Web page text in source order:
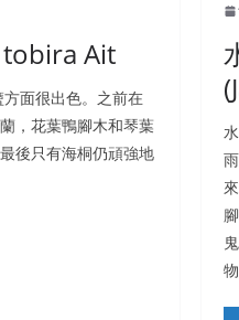
Ait
面很出色。之前在
，花葉鴨腳木和琴葉
後只有海桐仍頑強地
物